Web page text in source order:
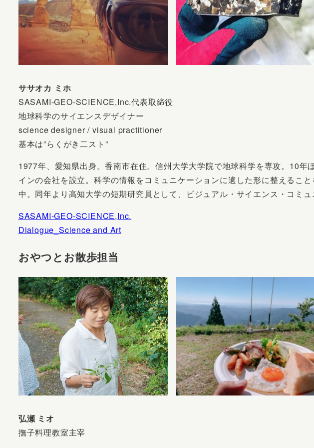
ササオカ ミホ
SASAMI-GEO-SCIENCE,Inc.代表取締役
地球科学のサイエンスデザイナー
science designer / visual practitioner
基本は”らくがき二スト”
1977年、愛知県出身。香南市在住。信州大学大学院で地球科学を専攻。10
インの会社を設立。科学の情報をコミュニケーションに適した形に整えるこ
中。同年より高知大学の短期研究員として、ビジュアル・サイエンス・コミュ
SASAMI-GEO-SCIENCE,Inc.
Dialogue_Science and Art
おやつとお散歩担当
弘瀬 ミオ
撫子料理教室主宰